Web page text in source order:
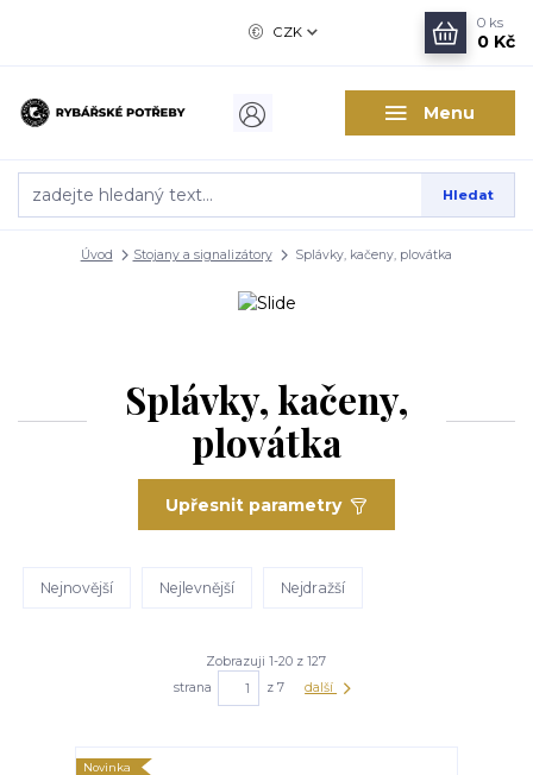
Menu
CZK
Hledat
0 ks
0 Kč
Úvod Stojany a signalizátory Splávky, kačeny, plovátka
Splávky, kačeny,
plovátka
Upřesnit parametry
Nejnovější Nejlevnější Nejdražší
Zobrazuji 1-20 z 127
strana
z 7 další
Novinka